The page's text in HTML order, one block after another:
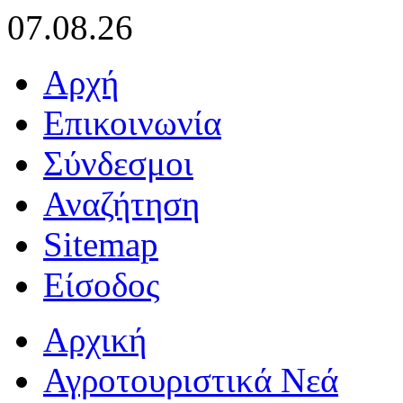
07.08.26
Αρχή
Επικοινωνία
Σύνδεσμοι
Αναζήτηση
Sitemap
Είσοδος
Αρχική
Αγροτουριστικά Νεά